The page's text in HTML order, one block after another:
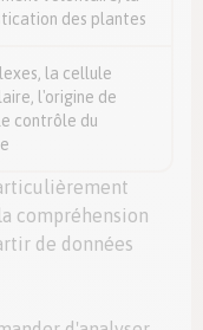
des plantes
la cellule
l'origine de
le contrôle du
compréhension
de données